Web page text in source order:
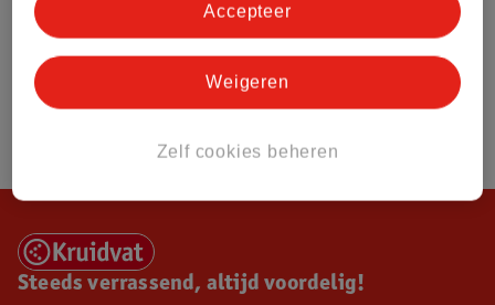
Steeds verrassend, altijd voordelig!
Zelf cookies beheren
Weigeren
Accepteer